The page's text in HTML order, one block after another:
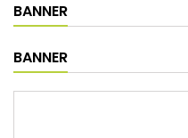
BANNER
BANNER